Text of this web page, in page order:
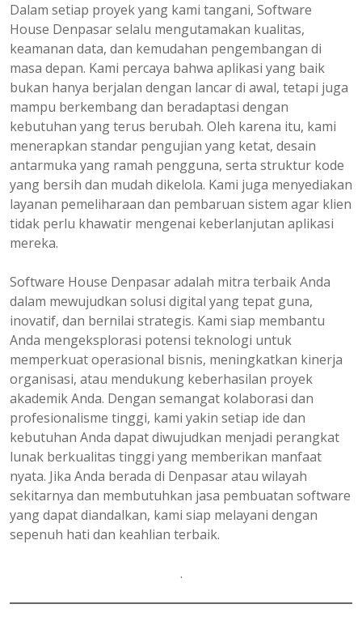
Dalam setiap proyek yang kami tangani, Software
House Denpasar selalu mengutamakan kualitas,
keamanan data, dan kemudahan pengembangan di
masa depan. Kami percaya bahwa aplikasi yang baik
bukan hanya berjalan dengan lancar di awal, tetapi juga
mampu berkembang dan beradaptasi dengan
kebutuhan yang terus berubah. Oleh karena itu, kami
menerapkan standar pengujian yang ketat, desain
antarmuka yang ramah pengguna, serta struktur kode
yang bersih dan mudah dikelola. Kami juga menyediakan
layanan pemeliharaan dan pembaruan sistem agar klien
tidak perlu khawatir mengenai keberlanjutan aplikasi
mereka.
Software House Denpasar adalah mitra terbaik Anda
dalam mewujudkan solusi digital yang tepat guna,
inovatif, dan bernilai strategis. Kami siap membantu
Anda mengeksplorasi potensi teknologi untuk
memperkuat operasional bisnis, meningkatkan kinerja
organisasi, atau mendukung keberhasilan proyek
akademik Anda. Dengan semangat kolaborasi dan
profesionalisme tinggi, kami yakin setiap ide dan
kebutuhan Anda dapat diwujudkan menjadi perangkat
lunak berkualitas tinggi yang memberikan manfaat
nyata. Jika Anda berada di Denpasar atau wilayah
sekitarnya dan membutuhkan jasa pembuatan software
yang dapat diandalkan, kami siap melayani dengan
sepenuh hati dan keahlian terbaik.
.